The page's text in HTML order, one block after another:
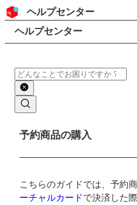
コンテンツにスキップ
ヘッダー
ヘルプセンター
検索
パンくずリスト
ヘルプセンター
検索
メインコンテンツ
予約商品の購入
こちらのガイドでは、予約
ーチャルカードで決済した